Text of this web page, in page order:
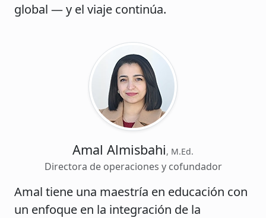
global — y el viaje continúa.
Amal Almisbahi, M.Ed.
Directora de operaciones y cofundador
Amal tiene una maestría en educación con
un enfoque en la integración de la